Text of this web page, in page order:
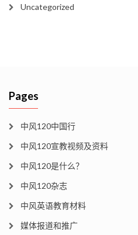
Uncategorized
Pages
中风120中国行
中风120宣教视频及资料
中风120是什么？
中风120杂志
中风英语教育材料
媒体报道和推广